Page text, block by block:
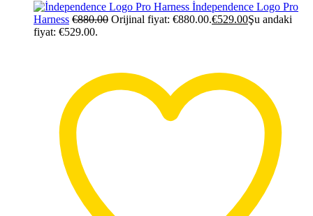
İndependence Logo Pro
Harness €880.00 Orijinal fiyat: €880.00.€529.00Şu andaki
fiyat: €529.00.